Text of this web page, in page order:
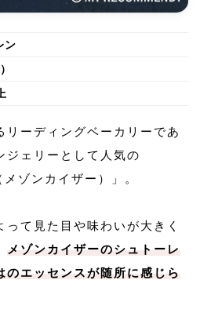
ン
リーディングベーカリーであ
ジェリーとして人気の
ゾンカイザー）」。
て見た目や味わいが大きく
メゾンカイザーのシュトーレ
のエッセンスが随所に感じら